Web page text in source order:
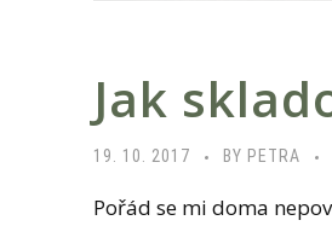
Jak
19. 10. 2017 BY PETRA
Pořád se mi doma